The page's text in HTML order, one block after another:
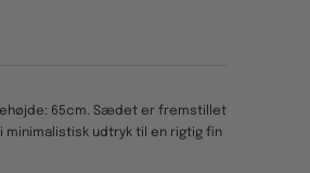
65cm. Sædet er fremstillet
udtryk til en rigtig fin